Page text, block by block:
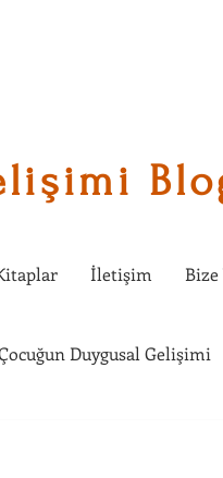
İletişim Bize
Duygusal Gelişimi